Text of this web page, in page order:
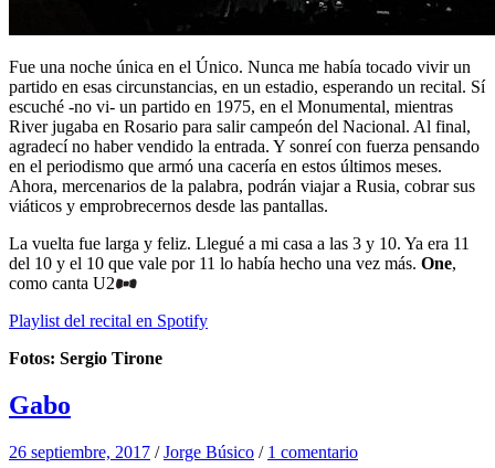
Fue una noche única en el Único. Nunca me había tocado vivir un
partido en esas circunstancias, en un estadio, esperando un recital. Sí
escuché -no vi- un partido en 1975, en el Monumental, mientras
River jugaba en Rosario para salir campeón del Nacional. Al final,
agradecí no haber vendido la entrada. Y sonreí con fuerza pensando
en el periodismo que armó una cacería en estos últimos meses.
Ahora, mercenarios de la palabra, podrán viajar a Rusia, cobrar sus
viáticos y emprobrecernos desde las pantallas.
La vuelta fue larga y feliz. Llegué a mi casa a las 3 y 10. Ya era 11
del 10 y el 10 que vale por 11 lo había hecho una vez más. One,
como canta U2
Playlist del recital en Spotify
Fotos: Sergio Tirone
Gabo
26 septiembre, 2017 /Jorge Búsico / 1 comentario